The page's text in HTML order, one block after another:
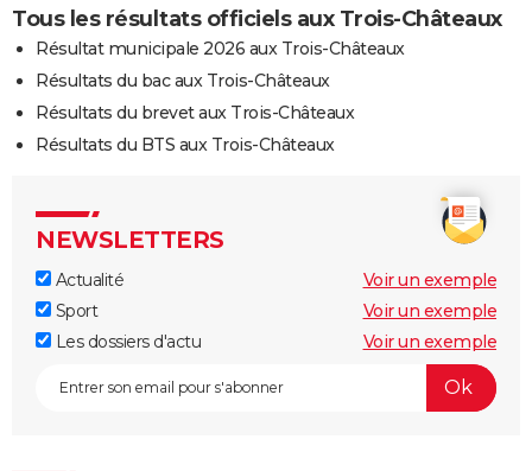
Tous les résultats officiels aux Trois-Châteaux
Résultat municipale 2026 aux Trois-Châteaux
Résultats du bac aux Trois-Châteaux
Résultats du brevet aux Trois-Châteaux
Résultats du BTS aux Trois-Châteaux
NEWSLETTERS
Actualité
Voir un exemple
Sport
Voir un exemple
Les dossiers d'actu
Voir un exemple